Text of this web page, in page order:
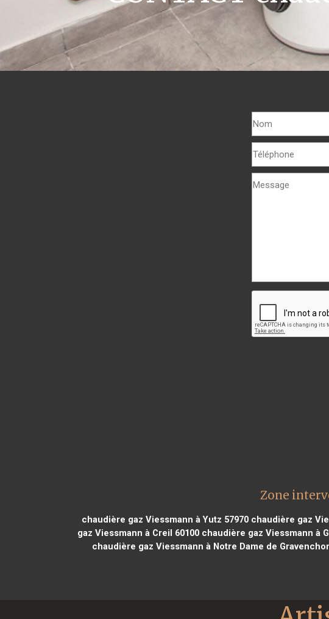
Zone
chaudière gaz Viessmann à Yutz 57970 chaudière gaz
gaz Viessmann à Creil 60100chaudière gaz Viessmann à
chaudière gaz Viessmann à Notre Dame de